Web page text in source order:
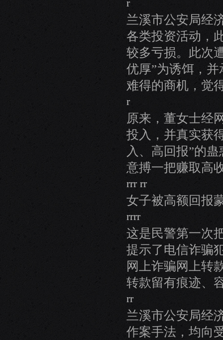
r
兰溪市公安局经
各类投资活动，
较多亏损。此次
优厚”为诱饵，
难得的商机，觉
r
原来，董女士经
投入，并真实获
入、高回报”的
意搏一把赚取高
rrr rr
女子被高额回报
rrrr
这是民警第一次
提示了电信诈骗
网上诈骗网上转
转款留有痕迹、
rr
兰溪市公安局经
作案手法，均向